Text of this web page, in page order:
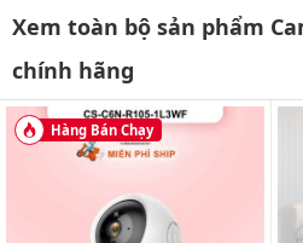
Xem toàn bộ sản phẩm
chính hãng
Hàng Bán Chạy